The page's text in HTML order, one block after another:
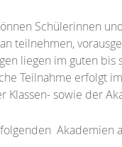
Schülerinnen
teilnehmen,
liegen im guten bis
Teilnahme erfolgt
Klassen- sowie der
Akademien